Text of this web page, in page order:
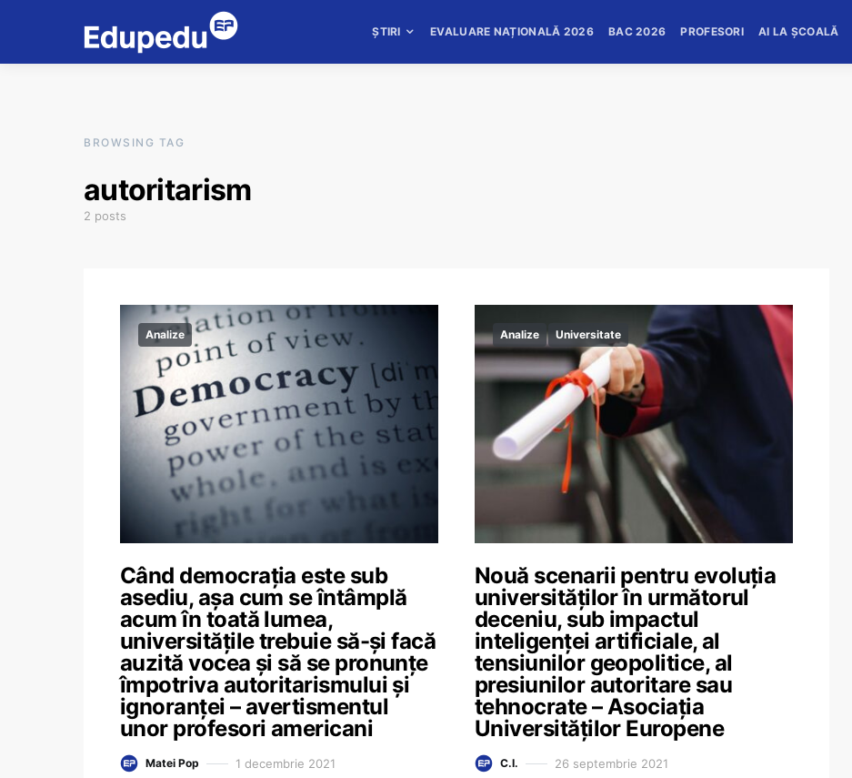
ȘTIRI EVALUARE NAȚIONALĂ 2026 BAC 2026 PROFESORI AI LA ȘCOALĂ
BROWSING TAG
autoritarism
2 posts
Analize
Când democrația este sub
asediu, așa cum se întâmplă
acum în toată lumea,
universitățile trebuie să-și facă
auzită vocea și să se pronunțe
împotriva autoritarismului și
ignoranței – avertismentul
unor profesori americani
Matei Pop 1 decembrie 2021
Analize Universitate
Nouă scenarii pentru evoluția
universităților în următorul
deceniu, sub impactul
inteligenței artificiale, al
tensiunilor geopolitice, al
presiunilor autoritare sau
tehnocrate – Asociația
Universităților Europene
C.I. 26 septembrie 2021